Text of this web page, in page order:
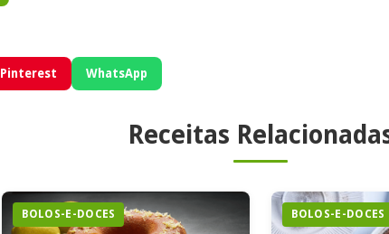
Pinterest WhatsApp
Receitas
BOLOS-E-DOCES BOLOS-E-DOCES